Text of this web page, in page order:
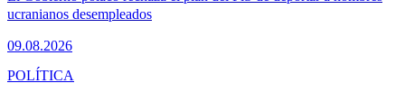
ucranianos desempleados
09.08.2026
POLÍTICA